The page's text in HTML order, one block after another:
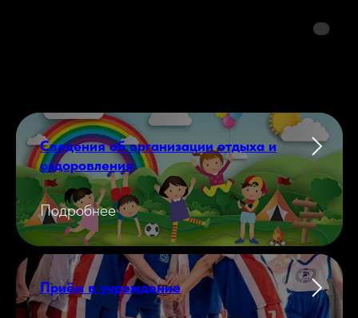
Сведения об организации отдыха и
оздоровления
Подробнее
Приём в учреждение